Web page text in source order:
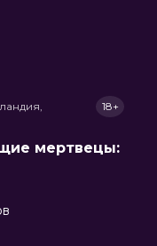
мертвецы:
18+